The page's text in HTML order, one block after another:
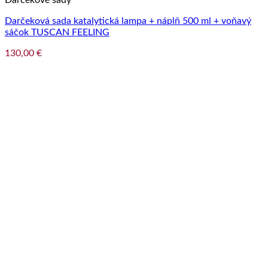
Darčeková sada katalytická lampa + náplň 500 ml + voňavý
sáčok TUSCAN FEELING
130,00 €